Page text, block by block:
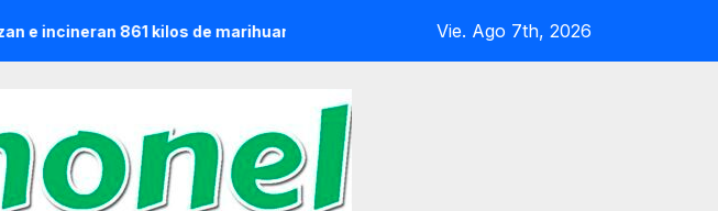
861 kilos de marihuana en Huetamo FGE Acerca Atención Especializada a
Vie. Ago 7th, 2026